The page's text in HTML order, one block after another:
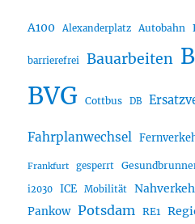
A100 Alexanderplatz Autobahn
barrierefrei Bauarbeiten
BVG Cottbus DB
Fahrplanwechsel
Frankfurt gesperrt
i2030 ICE Mobilität
Pankow Potsdam RE1